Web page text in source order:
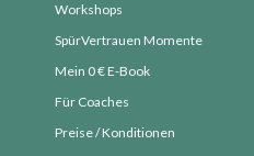
Workshops
SpürVertrauen Momente
Mein 0 € E-Book
Für Coaches
Preise / Konditionen